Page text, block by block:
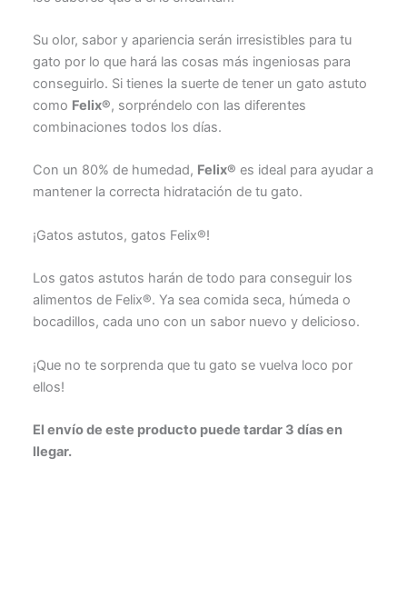
Su olor, sabor y apariencia serán irresistibles para tu
gato por lo que hará las cosas más ingeniosas para
conseguirlo. Si tienes la suerte de tener un gato astuto
como Felix®, sorpréndelo con las diferentes
combinaciones todos los días.
Con un 80% de humedad, Felix® es ideal para ayudar a
mantener la correcta hidratación de tu gato.
¡Gatos astutos, gatos Felix®!
Los gatos astutos harán de todo para conseguir los
alimentos de Felix®. Ya sea comida seca, húmeda o
bocadillos, cada uno con un sabor nuevo y delicioso.
¡Que no te sorprenda que tu gato se vuelva loco por
ellos!
El envío de este producto puede tardar 3 días en
llegar.